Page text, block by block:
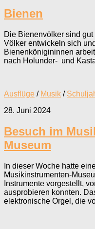
Bienen
Die Bienenvölker sind
Völker entwickeln sich
Bienenkönigininnen
nach Holunder-
Ausflüge / Musik /
28. Juni 2024
Besuch im
Museum
In dieser Woche hatte
Musikinstrumenten-
Instrumente vorgestellt,
ausprobieren konnten.
elektronische Orgel, die